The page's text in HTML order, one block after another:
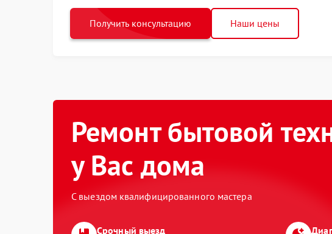
Получить консультацию Наши цены
Ремонт бытовой
у Вас дома
С выездом квалифицированного мастера
Срочный выезд